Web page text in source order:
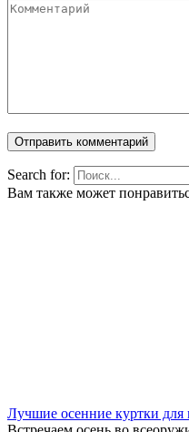
Search for:
Вам также может
Лучшие осенние куртки для